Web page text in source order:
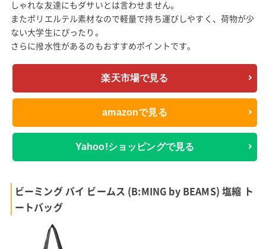
しゃれな友達にもダサいとは言わせません。
またポリエルテル素材なので軽量で持ち運びしやすく、荷物が少
ない大学生にぴったり。
さらに撥水性があるのもおすすめポイントです。
楽天市場で見る
amazonで見る
Yahoo!ショッピングで見る
ビーミング バイ ビームス (B:MING by BEAMS) 塩縮 ト
ートバッグ